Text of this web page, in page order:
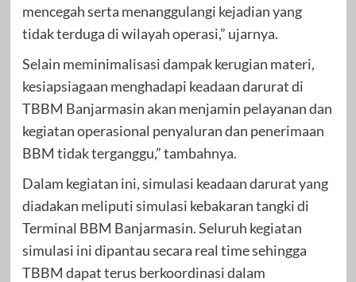
mencegah serta menanggulangi kejadian yang
tidak terduga di wilayah operasi,” ujarnya.
Selain meminimalisasi dampak kerugian materi,
kesiapsiagaan menghadapi keadaan darurat di
TBBM Banjarmasin akan menjamin pelayanan dan
kegiatan operasional penyaluran dan penerimaan
BBM tidak terganggu,” tambahnya.
Dalam kegiatan ini, simulasi keadaan darurat yang
diadakan meliputi simulasi kebakaran tangki di
Terminal BBM Banjarmasin. Seluruh kegiatan
simulasi ini dipantau secara real time sehingga
TBBM dapat terus berkoordinasi dalam